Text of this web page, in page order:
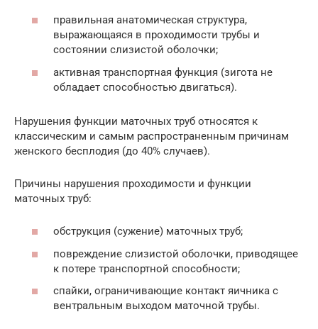
правильная анатомическая структура,
выражающаяся в проходимости трубы и
состоянии слизистой оболочки;
активная транспортная функция (зигота не
обладает способностью двигаться).
Нарушения функции маточных труб относятся к
классическим и самым распространенным причинам
женского бесплодия (до 40% случаев).
Причины нарушения проходимости и функции
маточных труб:
обструкция (сужение) маточных труб;
повреждение слизистой оболочки, приводящее
к потере транспортной способности;
спайки, ограничивающие контакт яичника с
вентральным выходом маточной трубы.